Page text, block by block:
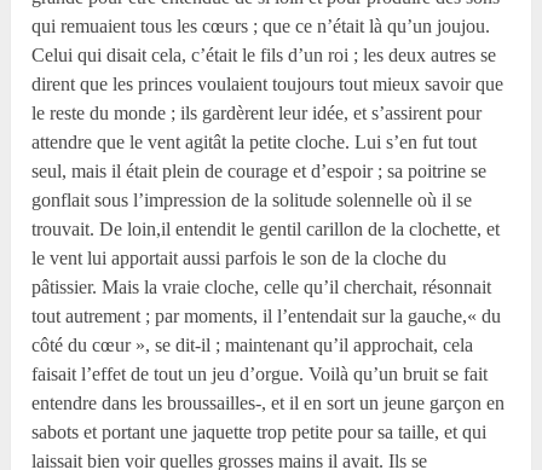
qui remuaient tous les cœurs ; que ce n’était là qu’un joujou.
Celui qui disait cela, c’était le fils d’un roi ; les deux autres se
dirent que les princes voulaient toujours tout mieux savoir que
le reste du monde ; ils gardèrent leur idée, et s’assirent pour
attendre que le vent agitât la petite cloche. Lui s’en fut tout
seul, mais il était plein de courage et d’espoir ; sa poitrine se
gonflait sous l’impression de la solitude solennelle où il se
trouvait. De loin,il entendit le gentil carillon de la clochette, et
le vent lui apportait aussi parfois le son de la cloche du
pâtissier. Mais la vraie cloche, celle qu’il cherchait, résonnait
tout autrement ; par moments, il l’entendait sur la gauche,« du
côté du cœur », se dit-il ; maintenant qu’il approchait, cela
faisait l’effet de tout un jeu d’orgue. Voilà qu’un bruit se fait
entendre dans les broussailles-, et il en sort un jeune garçon en
sabots et portant une jaquette trop petite pour sa taille, et qui
laissait bien voir quelles grosses mains il avait. Ils se